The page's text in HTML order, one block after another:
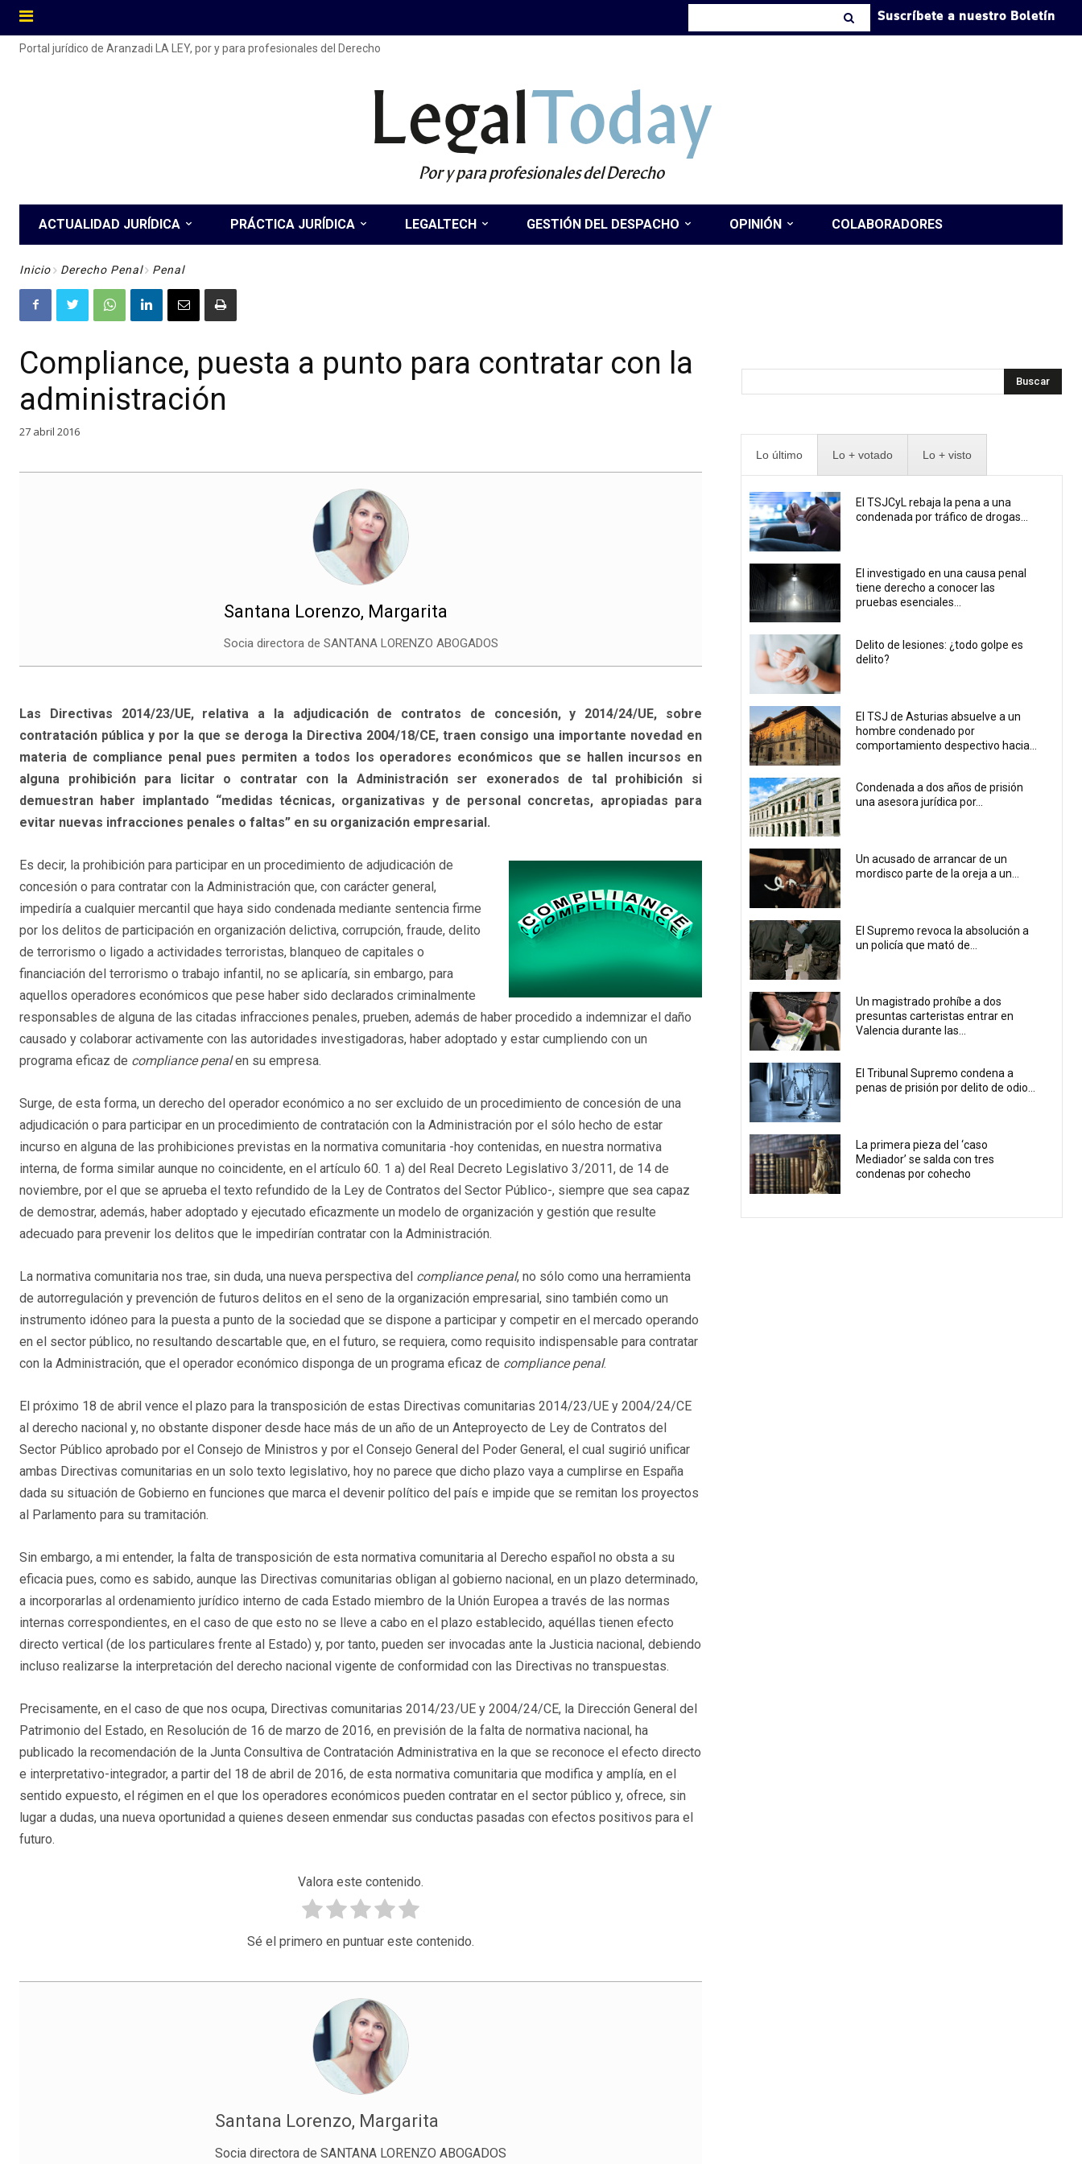
Suscríbete a nuestro Boletín
Portal jurídico de Aranzadi LA LEY, por y para profesionales del Derecho
LegalToday
Por y para profesionales del Derecho
ACTUALIDAD JURÍDICA PRÁCTICA JURÍDICA LEGALTECH GESTIÓN DEL DESPACHO OPINIÓN COLABORADORES
Inicio Derecho Penal Penal
Compliance, puesta a punto para contratar con la
administración
27 abril 2016
Santana Lorenzo, Margarita
Socia directora de SANTANA LORENZO ABOGADOS
Las Directivas 2014/23/UE, relativa a la adjudicación de contratos de concesión, y 2014/24/UE, sobre
contratación pública y por la que se deroga la Directiva 2004/18/CE, traen consigo una importante novedad en
materia de compliance penal pues permiten a todos los operadores económicos que se hallen incursos en
alguna prohibición para licitar o contratar con la Administración ser exonerados de tal prohibición si
demuestran haber implantado “medidas técnicas, organizativas y de personal concretas, apropiadas para
evitar nuevas infracciones penales o faltas” en su organización empresarial.
Es decir, la prohibición para participar en un procedimiento de adjudicación de
concesión o para contratar con la Administración que, con carácter general,
impediría a cualquier mercantil que haya sido condenada mediante sentencia firme
por los delitos de participación en organización delictiva, corrupción, fraude, delito
de terrorismo o ligado a actividades terroristas, blanqueo de capitales o
financiación del terrorismo o trabajo infantil, no se aplicaría, sin embargo, para
aquellos operadores económicos que pese haber sido declarados criminalmente
responsables de alguna de las citadas infracciones penales, prueben, además de haber procedido a indemnizar el daño
causado y colaborar activamente con las autoridades investigadoras, haber adoptado y estar cumpliendo con un
programa eficaz de compliance penalen su empresa.
Surge, de esta forma, un derecho del operador económico a no ser excluido de un procedimiento de concesión de una
adjudicación o para participar en un procedimiento de contratación con la Administración por el sólo hecho de estar
incurso en alguna de las prohibiciones previstas en la normativa comunitaria -hoy contenidas, en nuestra normativa
interna, de forma similar aunque no coincidente, en el artículo 60. 1 a) del Real Decreto Legislativo 3/2011, de 14 de
noviembre, por el que se aprueba el texto refundido de la Ley de Contratos del Sector Público-, siempre que sea capaz
de demostrar, además, haber adoptado y ejecutado eficazmente un modelo de organización y gestión que resulte
adecuado para prevenir los delitos que le impedirían contratar con la Administración.
La normativa comunitaria nos trae, sin duda, una nueva perspectiva del compliance penal, no sólo como una herramienta
de autorregulación y prevención de futuros delitos en el seno de la organización empresarial, sino también como un
instrumento idóneo para la puesta a punto de la sociedad que se dispone a participar y competir en el mercado operando
en el sector público, no resultando descartable que, en el futuro, se requiera, como requisito indispensable para contratar
con la Administración, que el operador económico disponga de un programa eficaz de compliance penal.
El próximo 18 de abril vence el plazo para la transposición de estas Directivas comunitarias 2014/23/UE y 2004/24/CE
al derecho nacional y, no obstante disponer desde hace más de un año de un Anteproyecto de Ley de Contratos del
Sector Público aprobado por el Consejo de Ministros y por el Consejo General del Poder General, el cual sugirió unificar
ambas Directivas comunitarias en un solo texto legislativo, hoy no parece que dicho plazo vaya a cumplirse en España
dada su situación de Gobierno en funciones que marca el devenir político del país e impide que se remitan los proyectos
al Parlamento para su tramitación.
Sin embargo, a mi entender, la falta de transposición de esta normativa comunitaria al Derecho español no obsta a su
eficacia pues, como es sabido, aunque las Directivas comunitarias obligan al gobierno nacional, en un plazo determinado,
a incorporarlas al ordenamiento jurídico interno de cada Estado miembro de la Unión Europea a través de las normas
internas correspondientes, en el caso de que esto no se lleve a cabo en el plazo establecido, aquéllas tienen efecto
directo vertical (de los particulares frente al Estado) y, por tanto, pueden ser invocadas ante la Justicia nacional, debiendo
incluso realizarse la interpretación del derecho nacional vigente de conformidad con las Directivas no transpuestas.
Precisamente, en el caso de que nos ocupa, Directivas comunitarias 2014/23/UE y 2004/24/CE, la Dirección General del
Patrimonio del Estado, en Resolución de 16 de marzo de 2016, en previsión de la falta de normativa nacional, ha
publicado la recomendación de la Junta Consultiva de Contratación Administrativa en la que se reconoce el efecto directo
e interpretativo-integrador, a partir del 18 de abril de 2016, de esta normativa comunitaria que modifica y amplía, en el
sentido expuesto, el régimen en el que los operadores económicos pueden contratar en el sector público y, ofrece, sin
lugar a dudas, una nueva oportunidad a quienes deseen enmendar sus conductas pasadas con efectos positivos para el
futuro.
Valora este contenido.
Sé el primero en puntuar este contenido.
Santana Lorenzo, Margarita
Socia directora de SANTANA LORENZO ABOGADOS
Buscar
Lo último Lo + votado Lo + visto
El TSJCyL rebaja la pena a una
condenada por tráfico de drogas...
El investigado en una causa penal
tiene derecho a conocer las
pruebas esenciales...
Delito de lesiones: ¿todo golpe es
delito?
El TSJ de Asturias absuelve a un
hombre condenado por
comportamiento despectivo hacia...
Condenada a dos años de prisión
una asesora jurídica por...
Un acusado de arrancar de un
mordisco parte de la oreja a un...
El Supremo revoca la absolución a
un policía que mató de...
Un magistrado prohíbe a dos
presuntas carteristas entrar en
Valencia durante las...
El Tribunal Supremo condena a
penas de prisión por delito de odio...
La primera pieza del ‘caso
Mediador’ se salda con tres
condenas por cohecho